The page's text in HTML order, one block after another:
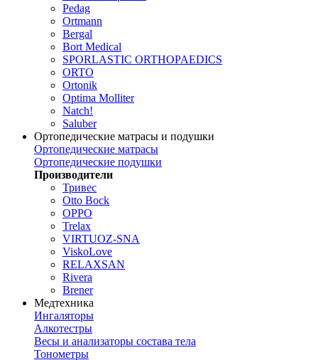
Pedag
Ortmann
Bergal
Bort Medical
SPORLASTIC ORTHOPAEDICS
ORTO
Ortonik
Optima Molliter
Natch!
Saluber
Ортопедические матрасы и подушки
Ортопедические матрасы
Ортопедические подушки
Производители
Тривес
Otto Bock
OPPO
Trelax
VIRTUOZ-SNA
ViskoLove
RELAXSAN
Rivera
Brener
Медтехника
Ингаляторы
Алкотестры
Весы и анализаторы состава тела
Тонометры